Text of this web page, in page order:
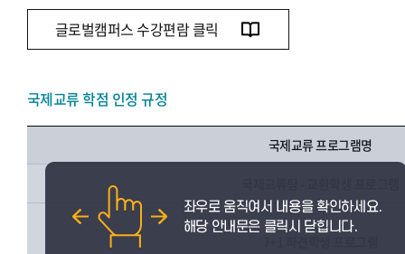
글로벌캠퍼스 수강편람 클릭
국제교류 학점 인정 규정
국제교류 프로그램명